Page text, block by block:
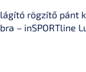
rögzítő pánt
– inSPORTline